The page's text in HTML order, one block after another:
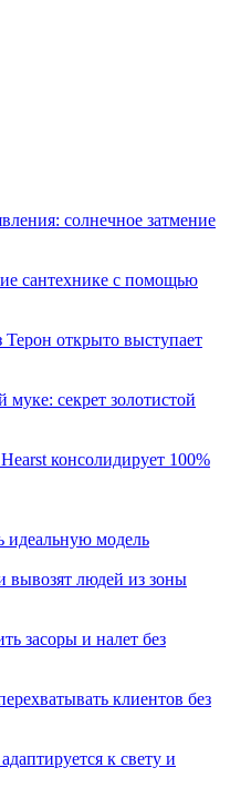
солнечное затмение
сантехнике с помощью
открыто выступает
секрет золотистой
консолидирует 100%
идеальную модель
вывозят людей из зоны
засоры и налет без
клиентов без
к свету и